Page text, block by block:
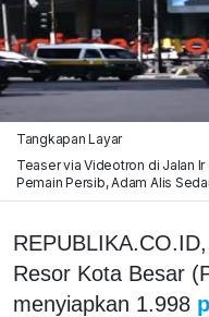
Tangkapan Layar
Teaser via Videotron di Jalan
Pemain Persib, Adam Alis
Resor Kota Besar
menyiapkan 1.998